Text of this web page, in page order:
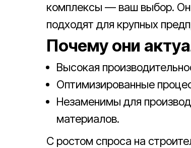
комплексы — ваш выбор.
подходят для крупных
Почему они
Высокая
Оптимизированные
Незаменимы для
материалов.
С ростом спроса на